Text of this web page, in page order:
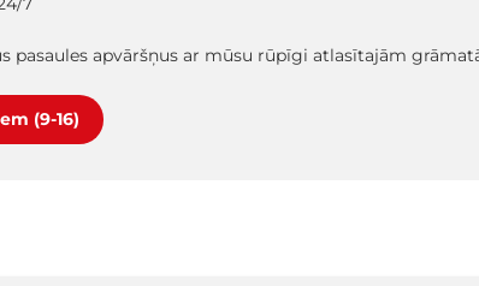
pasaules apvāršņus ar mūsu rūpīgi atlasītajām
(9-16)